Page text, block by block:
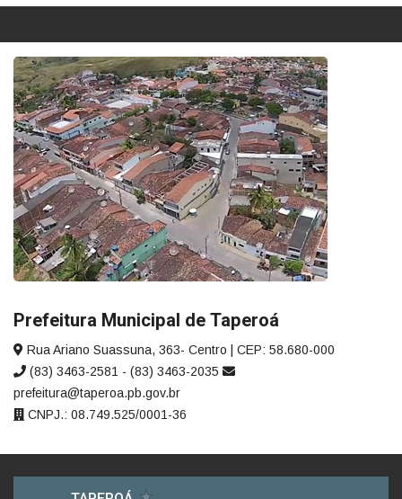
Prefeitura Municipal de Taperoá
Rua Ariano Suassuna, 363- Centro | CEP: 58.680-000
(83) 3463-2581 - (83) 3463-2035
prefeitura@taperoa.pb.gov.br
CNPJ.: 08.749.525/0001-36